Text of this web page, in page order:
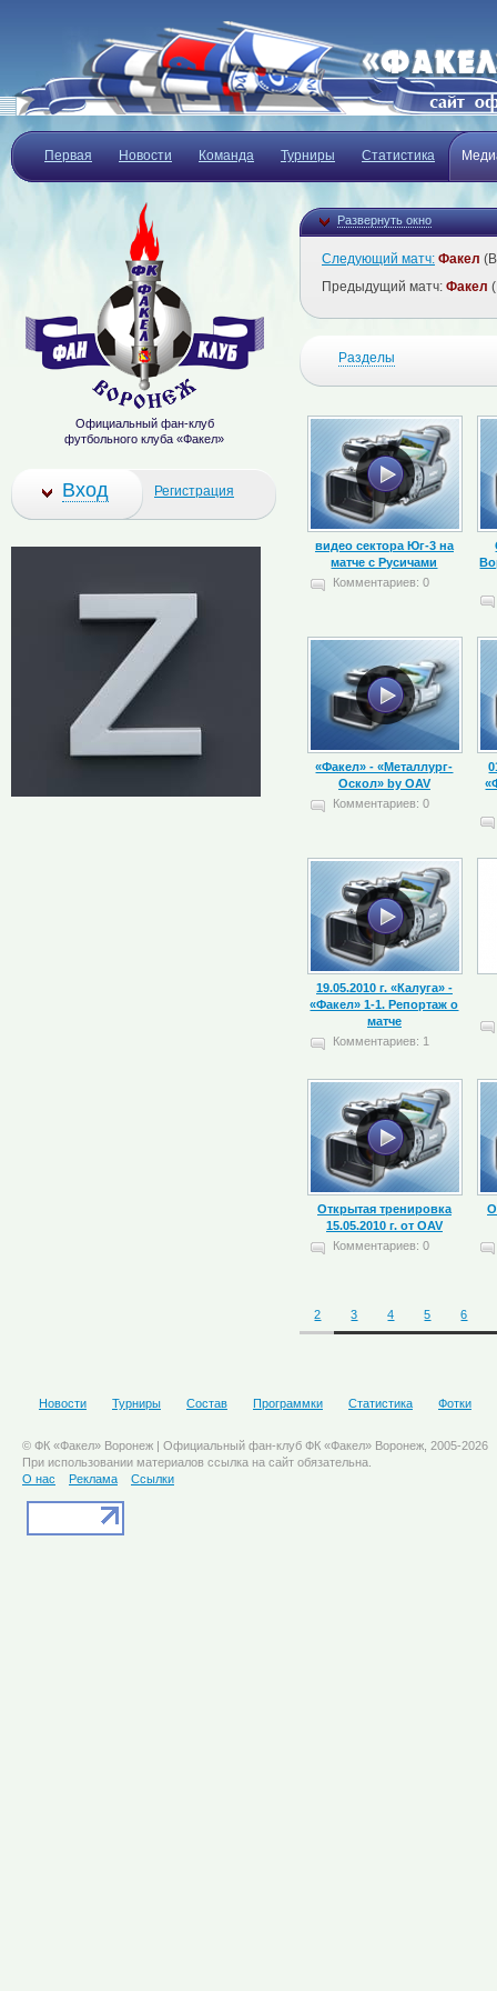
Первая Новости Команда Турниры Статистика
Развернуть окно
Следующий матч: Факел
Предыдущий матч: Факел
Разделы
видео сектора Юг-3 на
матче с Русичами
Комментариев: 0
«Факел» - «Металлург-
Оскол» by OAV
Комментариев: 0
19.05.2010 г. «Калуга» -
«Факел» 1-1. Репортаж о
матче
Комментариев: 1
Открытая тренировка
15.05.2010 г. от OAV
Комментариев: 0
2 3 4 5 6
Официальный фан-клуб
футбольного клуба «Факел»
Вход Регистрация
Новости Турниры Состав Программки Статистика Фотки
© ФК «Факел» Воронеж | Официальный фан-клуб ФК «Факел» Воронеж, 2005-2026
При использовании материалов ссылка на сайт обязательна.
О нас
Реклама Ссылки